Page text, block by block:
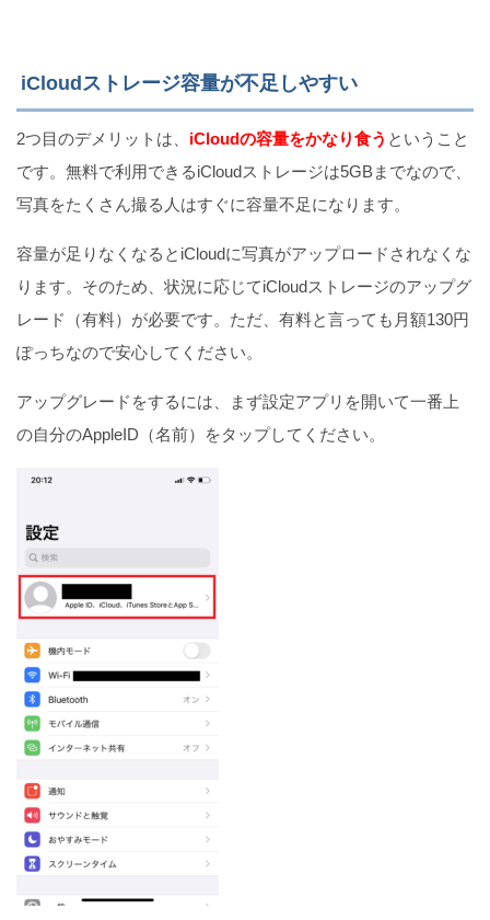
iCloudストレージ容量が不足しやすい
2つ目のデメリットは、 iCloudの容量をかなり食う ということ
です。無料で利用できるiCloudストレージは5GBまでなので、
写真をたくさん撮る人はすぐに容量不足になります。
容量が足りなくなるとiCloudに写真がアップロードされなくな
ります。そのため、状況に応じてiCloudストレージのアップグ
レード（有料）が必要です。ただ、有料と言っても月額130円
ぽっちなので安心してください。
アップグレードをするには、まず設定アプリを開いて一番上
の自分のAppleID（名前）をタップしてください。